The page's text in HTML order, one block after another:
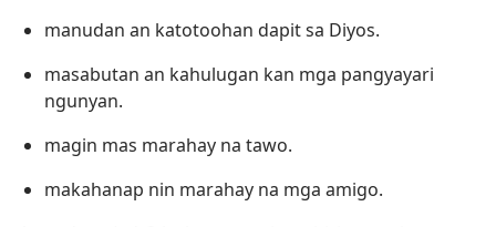
manudan an katotoohan dapit sa Diyos.
masabutan an kahulugan kan mga pangyayari
ngunyan.
magin mas marahay na tawo.
makahanap nin marahay na mga amigo.